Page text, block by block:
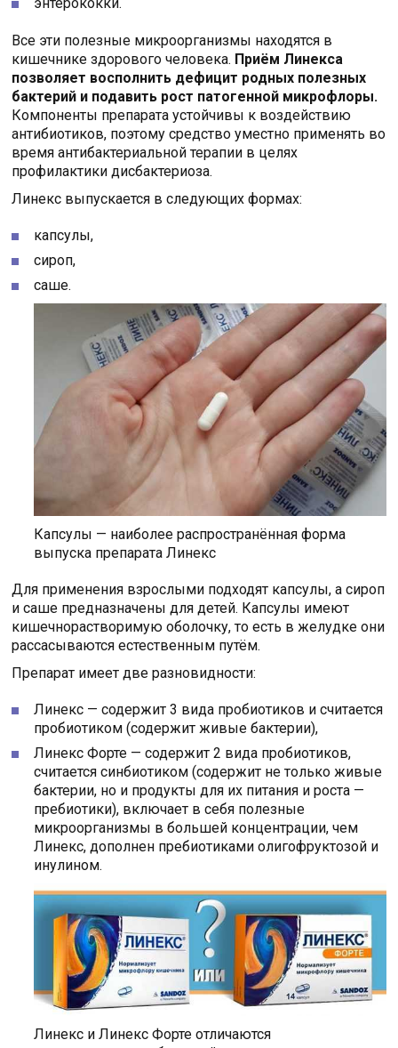
Все эти полезные микроорганизмы находятся в
кишечнике здорового человека. Приём Линекса
позволяет восполнить дефицит родных полезных
бактерий и подавить рост патогенной микрофлоры.
Компоненты препарата устойчивы к воздействию
антибиотиков, поэтому средство уместно применять во
время антибактериальной терапии в целях
профилактики дисбактериоза.
Линекс выпускается в следующих формах:
капсулы,
сироп,
саше.
Капсулы — наиболее распространённая форма
выпуска препарата Линекс
Для применения взрослыми подходят капсулы, а сироп
и саше предназначены для детей. Капсулы имеют
кишечнорастворимую оболочку, то есть в желудке они
рассасываются естественным путём.
Препарат имеет две разновидности:
Линекс — содержит 3 вида пробиотиков и считается
пробиотиком (содержит живые бактерии),
Линекс Форте — содержит 2 вида пробиотиков,
считается синбиотиком (содержит не только живые
бактерии, но и продукты для их питания и роста —
пребиотики), включает в себя полезные
микроорганизмы в большей концентрации, чем
Линекс, дополнен пребиотиками олигофруктозой и
инулином.
Линекс и Линекс Форте отличаются